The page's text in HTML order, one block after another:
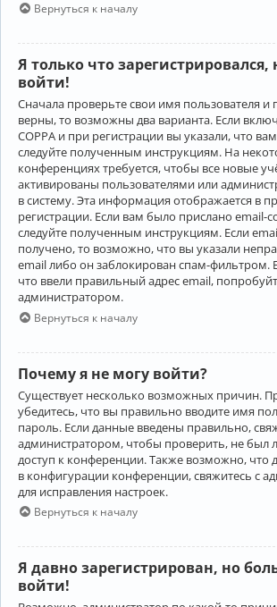
Вернуться к началу
Я только что зарегистрировался,
войти!
Сначала проверьте свои имя пользователя и
верны, то возможны два варианта. Если
COPPA и при регистрации вы указали, что
следуйте полученным инструкциям. На
конференциях требуется, чтобы все новые
активированы пользователями или
в систему. Эта информация отображается в
регистрации. Если вам было прислано email-
следуйте полученным инструкциям. Если
получено, то возможно, что вы указали
email либо он заблокирован спам-фильтром.
что ввели правильный адрес email,
администратором.
Вернуться к началу
Почему я не могу войти?
Существует несколько возможных причин.
убедитесь, что вы правильно вводите имя
пароль. Если данные введены правильно,
администратором, чтобы проверить, не был
доступ к конференции. Также возможно,
в конфигурации конференции, свяжитесь с
для исправления настроек.
Вернуться к началу
Я давно зарегистрирован, но
войти!